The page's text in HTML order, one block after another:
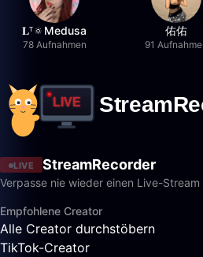
𝐋ᵀ🔅Medusa
78 Aufnahmen
佑佑
91
LIVE StreamRecorder
Verpasse nie wieder einen Live-Stream
Empfohlene Creator
Alle Creator durchstöbern
TikTok-Creator